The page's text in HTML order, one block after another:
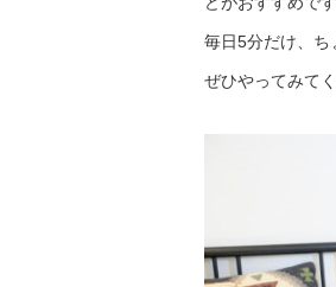
毎日5分だけ、ち
ぜひやってみてく